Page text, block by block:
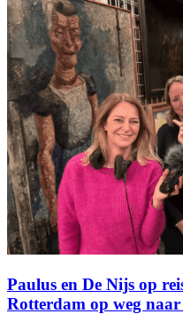
Paulus en De Nijs op
Rotterdam op weg